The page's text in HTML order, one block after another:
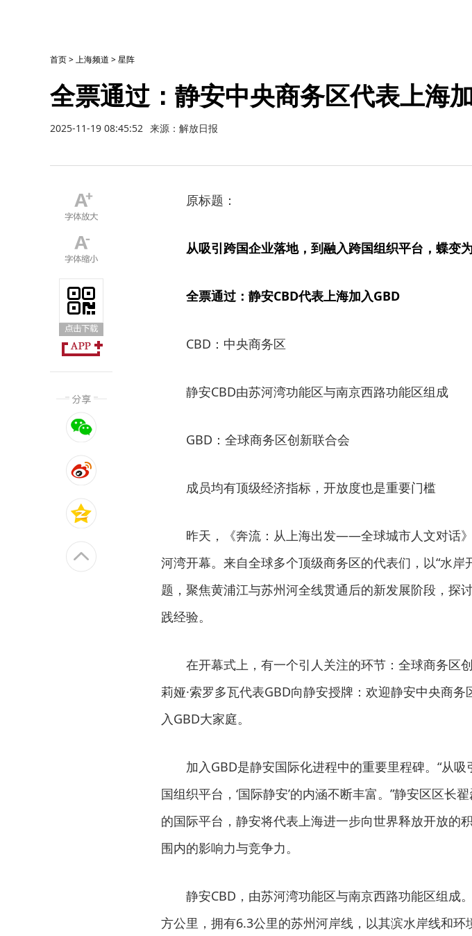
首页>上海频道 >星阵
全票通过：静安中央商务区代表上海
2025-11-19 08:45:52 来源：解放日报
原标题：
从吸引跨国企业落地，到融入跨国组织平台，蝶变
全票通过：静安CBD代表上海加入GBD
CBD：中央商务区
静安CBD由苏河湾功能区与南京西路功能区组成
GBD：全球商务区创新联合会
成员均有顶级经济指标，开放度也是重要门槛
昨天，《奔流：从上海出发——全球城市人文对话
河湾开幕。来自全球多个顶级商务区的代表们，以“水岸
题，聚焦黄浦江与苏州河全线贯通后的新发展阶段，探
践经验。
在开幕式上，有一个引人关注的环节：全球商务区
莉娅·索罗多瓦代表GBD向静安授牌：欢迎静安中央商务
入GBD大家庭。
加入GBD是静安国际化进程中的重要里程碑。“从
国组织平台，‘国际静安’的内涵不断丰富。”静安区区长
的国际平台，静安将代表上海进一步向世界释放开放的
围内的影响力与竞争力。
静安CBD，由苏河湾功能区与南京西路功能区组成
方公里，拥有6.3公里的苏州河岸线，以其滨水岸线和环